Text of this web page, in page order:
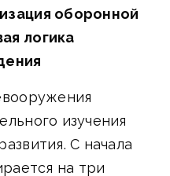
оборонной
логика
изучения
С начала
на три